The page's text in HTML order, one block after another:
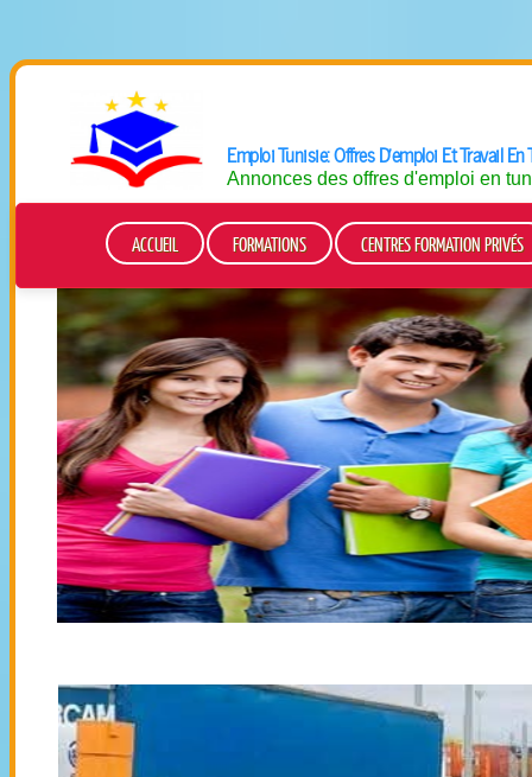
Emploi Tunisie: Offres D'emploi Et Travail
Annonces des offres d'emploi en
ACCUEIL FORMATIONS CENTRES FORMATION PRIVÉS